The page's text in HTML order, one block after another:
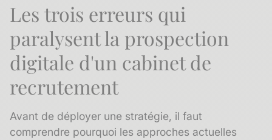
Les trois erreurs qui
paralysent la prospection
digitale d'un cabinet de
recrutement
Avant de déployer une stratégie, il faut
comprendre pourquoi les approches actuelles